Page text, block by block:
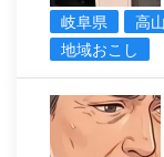
岐阜県
高
地域おこし